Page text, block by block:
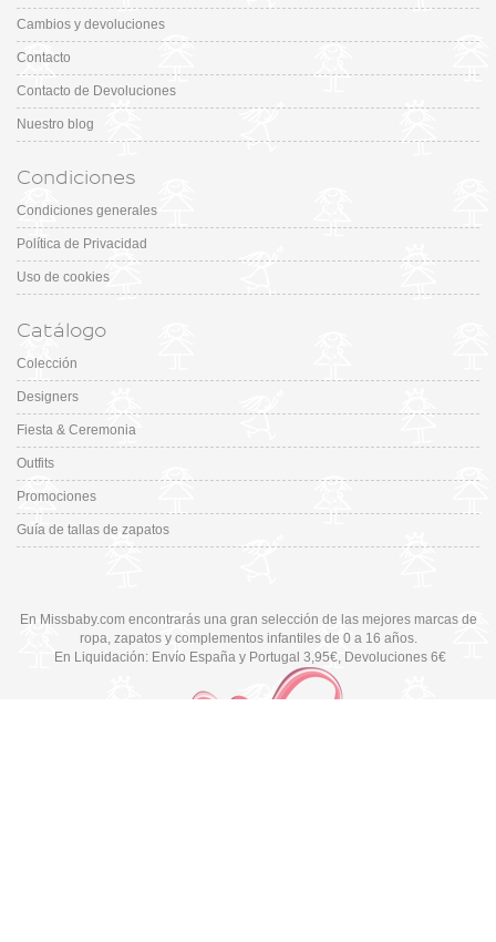
Cambios y devoluciones
Contacto
Contacto de Devoluciones
Nuestro blog
Condiciones
Condiciones generales
Política de Privacidad
Uso de cookies
Catálogo
Colección
Designers
Fiesta & Ceremonia
Outfits
Promociones
Guía de tallas de zapatos
En Missbaby.com encontrarás una gran selección de las mejores marcas de
ropa, zapatos y complementos infantiles de 0 a 16 años.
En Liquidación: Envío España y Portugal 3,95€, Devoluciones 6€